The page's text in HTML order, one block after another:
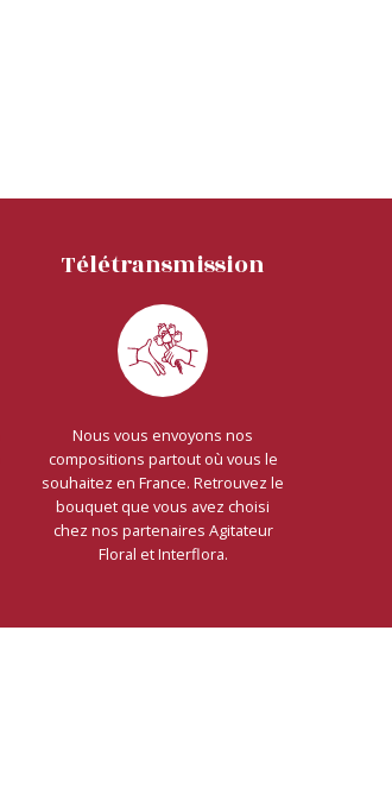
Télétransmission
Nous vous envoyons nos
compositions partout où vous le
souhaitez en France. Retrouvez le
bouquet que vous avez choisi
chez nos partenaires Agitateur
Floral et Interflora.